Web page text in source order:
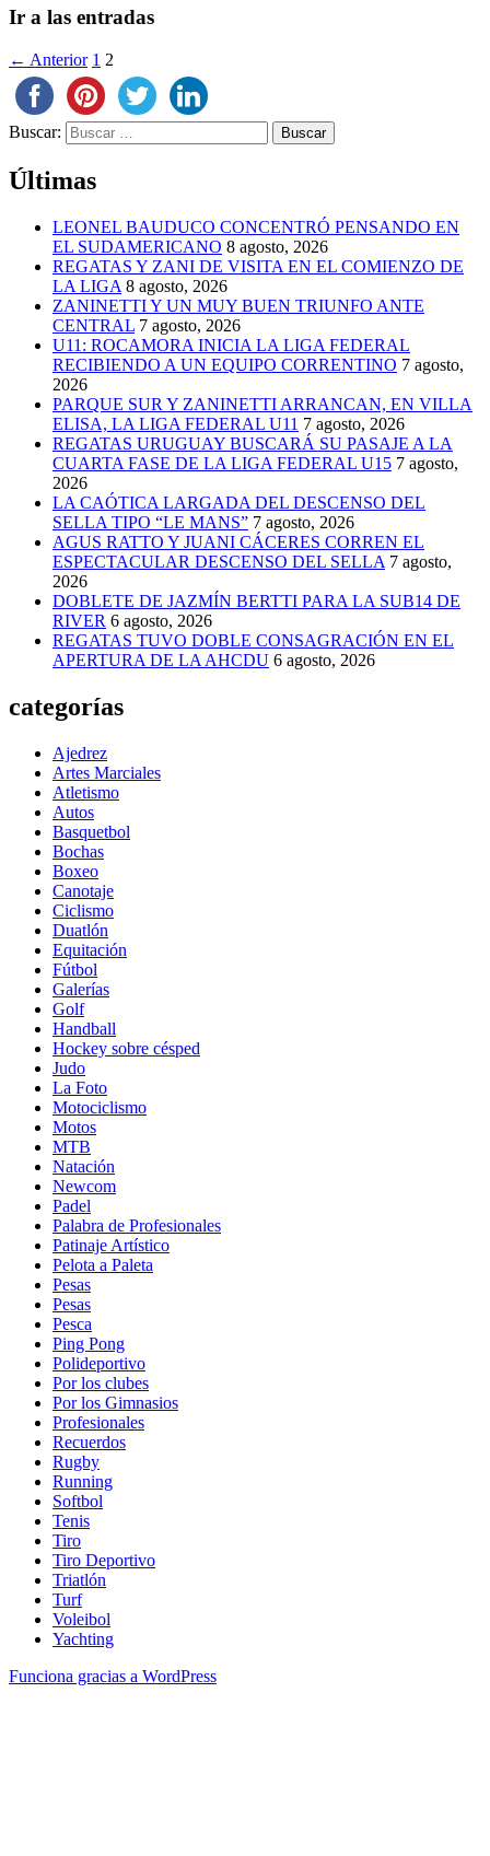
Ir a las entradas
← Anterior 1 2
Buscar:
Últimas
LEONEL BAUDUCO CONCENTRÓ PENSANDO EN
EL SUDAMERICANO 8 agosto, 2026
REGATAS Y ZANI DE VISITA EN EL COMIENZO DE
LA LIGA 8 agosto, 2026
ZANINETTI Y UN MUY BUEN TRIUNFO ANTE
CENTRAL 7 agosto, 2026
U11: ROCAMORA INICIA LA LIGA FEDERAL
RECIBIENDO A UN EQUIPO CORRENTINO 7 agosto,
2026
PARQUE SUR Y ZANINETTI ARRANCAN, EN VILLA
ELISA, LA LIGA FEDERAL U11 7 agosto, 2026
REGATAS URUGUAY BUSCARÁ SU PASAJE A LA
CUARTA FASE DE LA LIGA FEDERAL U15 7 agosto,
2026
LA CAÓTICA LARGADA DEL DESCENSO DEL
SELLA TIPO “LE MANS” 7 agosto, 2026
AGUS RATTO Y JUANI CÁCERES CORREN EL
ESPECTACULAR DESCENSO DEL SELLA 7 agosto,
2026
DOBLETE DE JAZMÍN BERTTI PARA LA SUB14 DE
RIVER 6 agosto, 2026
REGATAS TUVO DOBLE CONSAGRACIÓN EN EL
APERTURA DE LA AHCDU 6 agosto, 2026
categorías
Ajedrez
Artes Marciales
Atletismo
Autos
Basquetbol
Bochas
Boxeo
Canotaje
Ciclismo
Duatlón
Equitación
Fútbol
Galerías
Golf
Handball
Hockey sobre césped
Judo
La Foto
Motociclismo
Motos
MTB
Natación
Newcom
Padel
Palabra de Profesionales
Patinaje Artístico
Pelota a Paleta
Pesas
Pesas
Pesca
Ping Pong
Polideportivo
Por los clubes
Por los Gimnasios
Profesionales
Recuerdos
Rugby
Running
Softbol
Tenis
Tiro
Tiro Deportivo
Triatlón
Turf
Voleibol
Yachting
Funciona gracias a WordPress